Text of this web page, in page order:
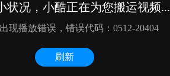
状况，小酷正在为您搬运视频...
现播放错误，错误代码：0512-20404
刷新